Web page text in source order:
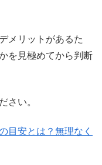
メリットがあるた
を見極めてから判断
さい。
目安とは？無理なく